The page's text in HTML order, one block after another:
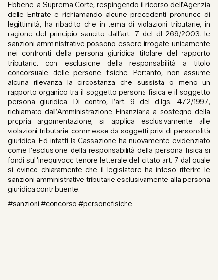
Ebbene la Suprema Corte, respingendo il ricorso dell’Agenzia
delle Entrate e richiamando alcune precedenti pronunce di
legittimità, ha ribadito che in tema di violazioni tributarie, in
ragione del principio sancito dall’art. 7 del dl 269/2003, le
sanzioni amministrative possono essere irrogate unicamente
nei confronti della persona giuridica titolare del rapporto
tributario, con esclusione della responsabilità a titolo
concorsuale delle persone fisiche. Pertanto, non assume
alcuna rilevanza la circostanza che sussista o meno un
rapporto organico tra il soggetto persona fisica e il soggetto
persona giuridica. Di contro, l’art. 9 del d.lgs. 472/1997,
richiamato dall’Amministrazione Finanziaria a sostegno della
propria argomentazione, si applica esclusivamente alle
violazioni tributarie commesse da soggetti privi di personalità
giuridica. Ed infatti la Cassazione ha nuovamente evidenziato
come l’esclusione della responsabilità della persona fisica si
fondi sull'inequivoco tenore letterale del citato art. 7 dal quale
si evince chiaramente che il legislatore ha inteso riferire le
sanzioni amministrative tributarie esclusivamente alla persona
giuridica contribuente.
#sanzioni #concorso #personefisiche